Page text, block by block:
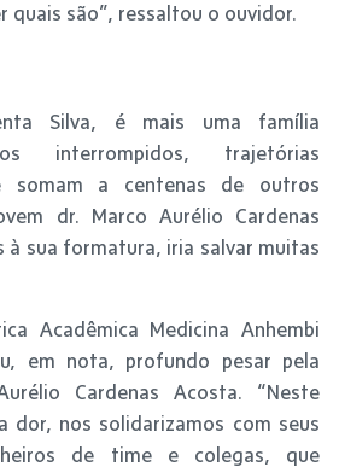
quais são”, ressaltou o ouvidor.
Silva, é mais uma família
interrompidos, trajetórias
somam a centenas de outros
dr. Marco Aurélio Cardenas
à sua formatura, iria salvar muitas
Acadêmica Medicina Anhembi
em nota, profundo pesar pela
Cardenas Acosta. “Neste
dor, nos solidarizamos com seus
de time e colegas, que